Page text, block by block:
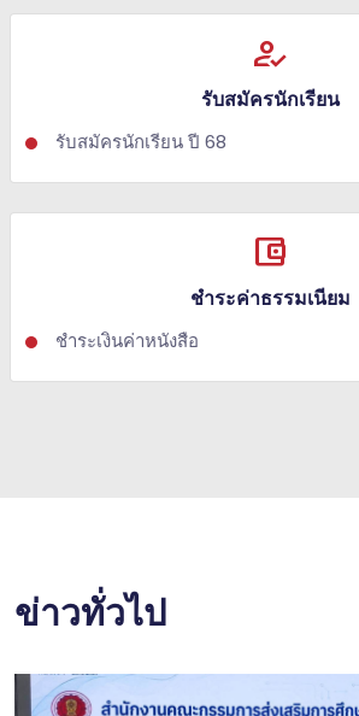
how_to_reg
รับสมัครนักเรียน
รับสมัครนักเรียน ปี 68
account_balance_wallet
ชำระค่าธรรมเนียม
ชำระเงินค่าหนังสือ
ข่าวทั่วไป